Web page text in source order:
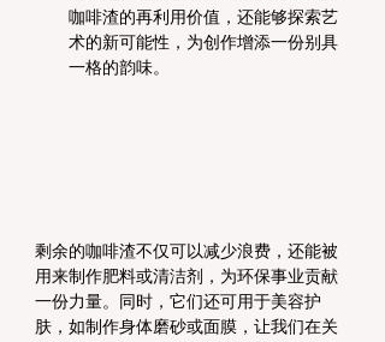
咖啡渣的再利用价值，还能够探索艺
术的新可能性，为创作增添一份别具
一格的韵味。
剩余的咖啡渣不仅可以减少浪费，还能被
用来制作肥料或清洁剂，为环保事业贡献
一份力量。同时，它们还可用于美容护
肤，如制作身体磨砂或面膜，让我们在关